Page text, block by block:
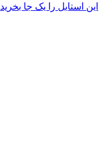
این استایل را یک جا بخرید